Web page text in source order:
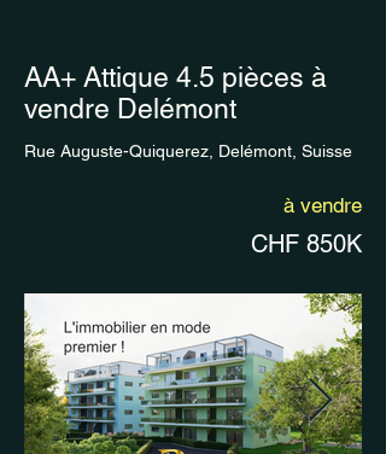
AA+ Attique 4.5 pièces à
vendre Delémont
Rue Auguste-Quiquerez, Delémont, Suisse
à vendre
CHF 850K